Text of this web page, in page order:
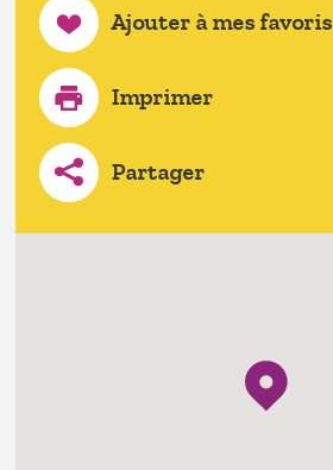
Ajouter à mes favoris
Imprimer
Partager